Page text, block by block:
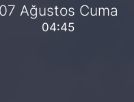
07 Ağustos Cuma
04:45